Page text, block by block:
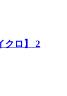
クロ】 2